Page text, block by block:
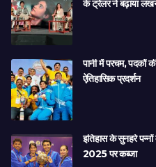
के ट्रेलर ने बढ़ाया
पानी में परचम, पदकों
ऐतिहासिक प्रदर्शन
इतिहास के सुनहरे
2025 पर कब्जा